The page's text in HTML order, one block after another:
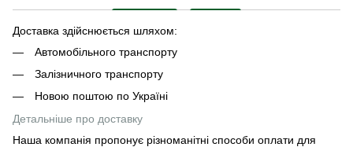
Доставка здійснюється шляхом:
Автомобільного транспорту
Залізничного транспорту
Новою поштою по Україні
Детальніше про доставку
Наша компанія пропонує різноманітні способи оплати для